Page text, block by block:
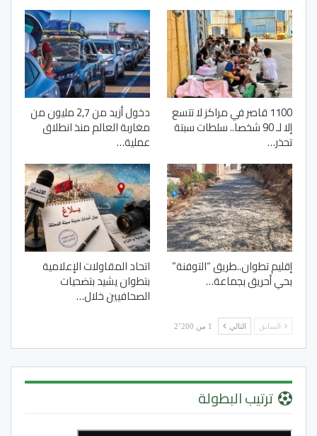
1100 قاصر في مراكز لا تتسع
إلا لـ 90 شخصا.. سلطات سبتة
تحذر…
دخول أزيد من 2,7 مليون من
مغاربة العالم منذ انطلاق
عملية…
إقليم تطوان..طريق “التوفنة”
بحي أحريق بجماعة…
اتحاد المقاولات الإعلامية
بتطوان يشيد بتضحيات
الصحافيين خلال…
السابق التالي 1 من 2٬200
ترتيب البطولة